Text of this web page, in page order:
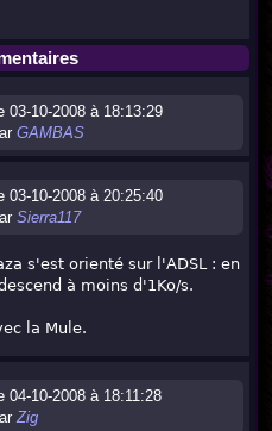
03-10-2008 à 18:13:29
GAMBAS
03-10-2008 à 20:25:40
Sierra117
s'est orienté sur l'ADSL : en
à moins d'1Ko/s.
la Mule.
04-10-2008 à 18:11:28
Zig